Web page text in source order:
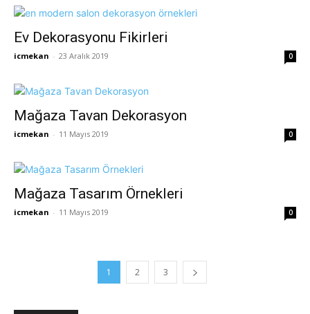
Ev Dekorasyonu Fikirleri
icmekan - 23 Aralık 2019 0
Mağaza Tavan Dekorasyon
icmekan - 11 Mayıs 2019 0
Mağaza Tasarım Örnekleri
icmekan - 11 Mayıs 2019 0
1 2 3